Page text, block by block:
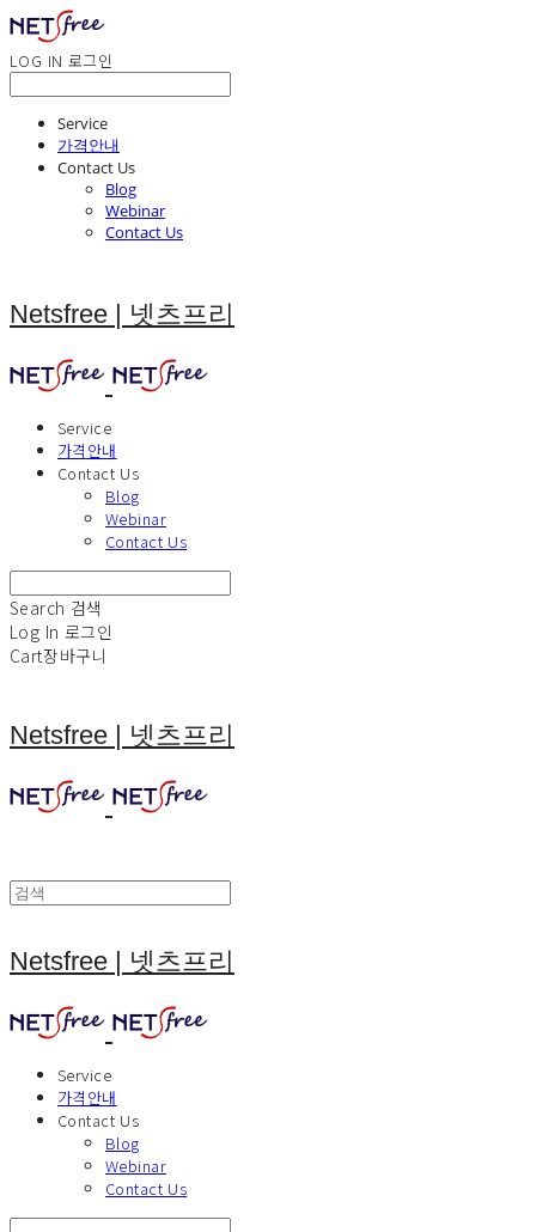
LOG IN 로그인
Service
가격안내
Contact Us
Blog
Webinar
Contact Us
Netsfree | 넷츠프리
Service
가격안내
Contact Us
Blog
Webinar
Contact Us
Search 검색
Log In 로그인
Cart장바구니
Netsfree | 넷츠프리
Netsfree | 넷츠프리
Service
가격안내
Contact Us
Blog
Webinar
Contact Us